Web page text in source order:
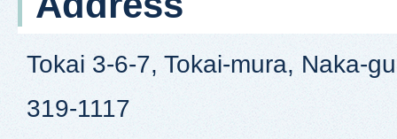
Tokai 3-6-7, Tokai-mura, Naka-
319-1117